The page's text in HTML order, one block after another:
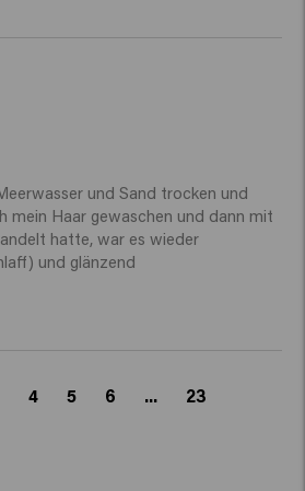
und Sand trocken und
mein Haar gewaschen und dann mit
hatte, war es wieder
und glänzend
4 5 6 ... 23